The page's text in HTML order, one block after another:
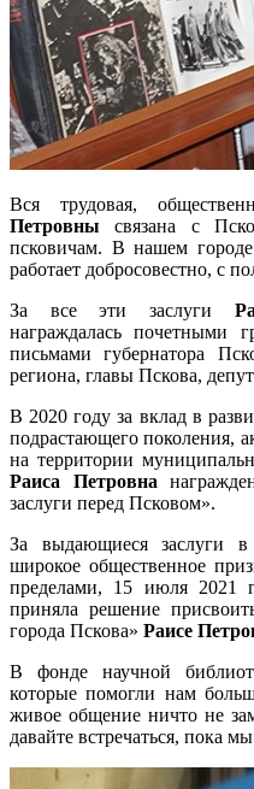
Вся трудовая,
Петровны связана с
псковичам. В нашем
работает добросовестно, с
За все эти заслуги
награждалась почетными
письмами губернатора
региона, главы Пскова,
В 2020 году за вклад в
подрастающего поколения,
на территории
Раиса Петровна
заслуги перед Псковом».
За выдающиеся заслуги в
широкое общественное
пределами, 15 июля 2021
приняла решение
города Пскова» Раисе
В фонде научной
которые помогли нам
живое общение ничто не
давайте встречаться, пока